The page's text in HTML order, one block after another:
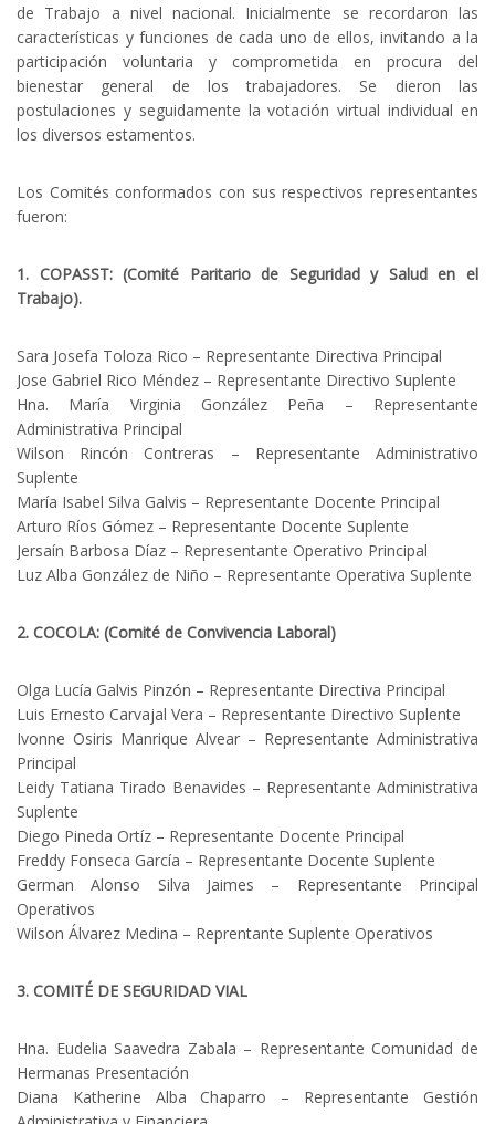
de Trabajo a nivel nacional. Inicialmente se recordaron las
características y funciones de cada uno de ellos, invitando a la
participación voluntaria y comprometida en procura del
bienestar general de los trabajadores. Se dieron las
postulaciones y seguidamente la votación virtual individual en
los diversos estamentos.
Los Comités conformados con sus respectivos representantes
fueron:
1. COPASST: (Comité Paritario de Seguridad y Salud en el
Trabajo).
Sara Josefa Toloza Rico – Representante Directiva Principal
Jose Gabriel Rico Méndez – Representante Directivo Suplente
Hna. María Virginia González Peña – Representante
Administrativa Principal
Wilson Rincón Contreras – Representante Administrativo
Suplente
María Isabel Silva Galvis – Representante Docente Principal
Arturo Ríos Gómez – Representante Docente Suplente
Jersaín Barbosa Díaz – Representante Operativo Principal
Luz Alba González de Niño – Representante Operativa Suplente
2. COCOLA: (Comité de Convivencia Laboral)
Olga Lucía Galvis Pinzón – Representante Directiva Principal
Luis Ernesto Carvajal Vera – Representante Directivo Suplente
Ivonne Osiris Manrique Alvear – Representante Administrativa
Principal
Leidy Tatiana Tirado Benavides – Representante Administrativa
Suplente
Diego Pineda Ortíz – Representante Docente Principal
Freddy Fonseca García – Representante Docente Suplente
German Alonso Silva Jaimes – Representante Principal
Operativos
Wilson Álvarez Medina – Reprentante Suplente Operativos
3. COMITÉ DE SEGURIDAD VIAL
Hna. Eudelia Saavedra Zabala – Representante Comunidad de
Hermanas Presentación
Diana Katherine Alba Chaparro – Representante Gestión